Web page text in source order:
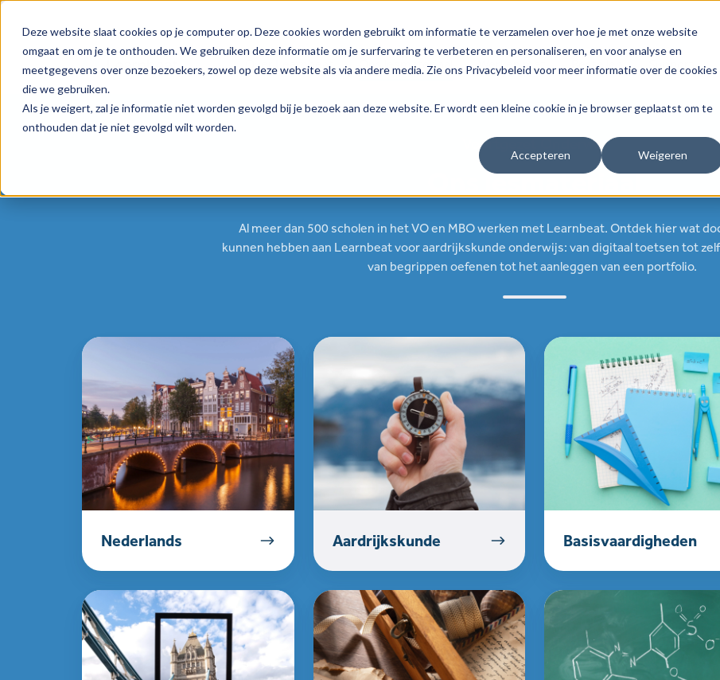
Deze website slaat cookies op je computer op. Deze cookies worden gebruikt om informatie te verzamelen over hoe je met onze website
omgaat en om je te onthouden. We gebruiken deze informatie om je surfervaring te verbeteren en personaliseren, en voor analyse en
meetgegevens over onze bezoekers, zowel op deze website als via andere media. Zie ons Privacybeleid voor meer informatie over de cookies
die we gebruiken.
Als je weigert, zal je informatie niet worden gevolgd bij je bezoek aan deze website. Er wordt een kleine cookie in je browser geplaatst om te
onthouden dat je niet gevolgd wilt worden.
Accepteren Weigeren
Over Learnbeat Ons lesmateriaal Werken met Bestellen Support
Voortgezet Onderwijs
Ons lesmateriaal
Al meer dan 500 scholen in het VO en MBO werken met Learnbeat. Ontdek hier wat
kunnen hebben aan Learnbeat voor aardrijkskunde onderwijs: van digitaal toetsen tot
van begrippen oefenen tot het aanleggen van een portfolio.
Nederlands
Nederlands
Aardrijkskunde
Aardrijkskunde
Basisvaardigheden
Basisvaardigheden
Engels Geschiedenis Scheikunde